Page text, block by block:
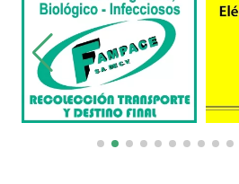
Copiadoras
Cortinas, Persianas y
Cremerías y